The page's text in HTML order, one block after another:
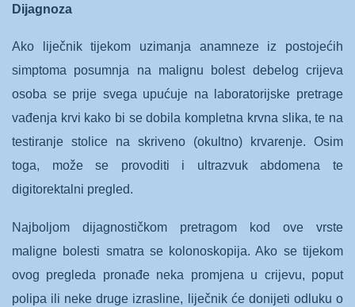
Dijagnoza
Ako liječnik tijekom uzimanja anamneze iz postojećih
simptoma posumnja na malignu bolest debelog crijeva
osoba se prije svega upućuje na laboratorijske pretrage
vađenja krvi kako bi se dobila kompletna krvna slika, te na
testiranje stolice na skriveno (okultno) krvarenje. Osim
toga, može se provoditi i ultrazvuk abdomena te
digitorektalni pregled.
Najboljom dijagnostičkom pretragom kod ove vrste
maligne bolesti smatra se kolonoskopija. Ako se tijekom
ovog pregleda pronađe neka promjena u crijevu, poput
polipa ili neke druge izrasline, liječnik će donijeti odluku o